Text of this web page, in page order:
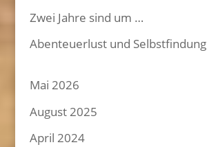
Zwei Jahre sind um …
Abenteuerlust und Selbstfindung
Mai 2026
August 2025
April 2024